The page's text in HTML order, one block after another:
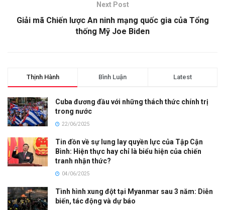
Next Post
Giải mã Chiến lược An ninh mạng quốc gia của Tổng
thống Mỹ Joe Biden
Thịnh Hành Bình Luận Latest
Cuba đương đầu với những thách thức chính trị
trong nước
22/06/2025
Tin đồn về sự lung lay quyền lực của Tập Cận
Bình: Hiện thực hay chỉ là biểu hiện của chiến
tranh nhận thức?
04/06/2025
Tình hình xung đột tại Myanmar sau 3 năm: Diễn
biến, tác động và dự báo